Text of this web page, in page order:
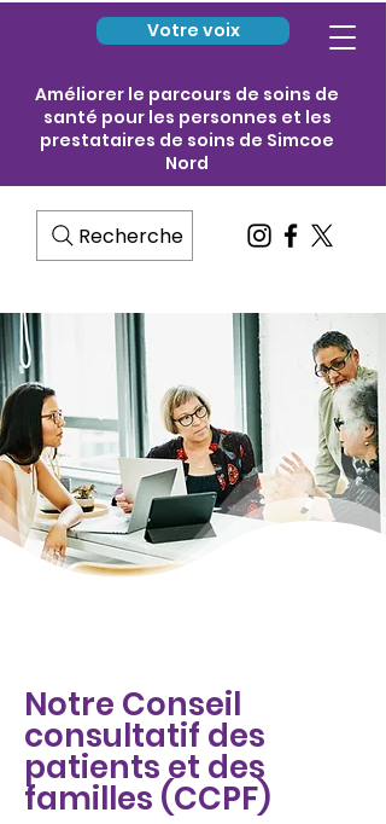
Recherche
Votre voix
Améliorer le parcours de soins de
santé pour les personnes et les
prestataires de soins de Simcoe
Nord
Notre Conseil
consultatif des
patients et des
familles (CCPF)